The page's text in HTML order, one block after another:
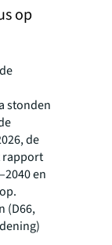
op
stonden
de
rapport
en
(D66,